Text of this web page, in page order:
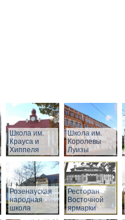
Школа им.
Крауса и
Хиппеля
Школа им.
Королевы
Луизы
Розенауская
народная
школа
Ресторан
Восточной
ярмарки